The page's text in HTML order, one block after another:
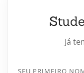
Já
SEU PRIMEIRO